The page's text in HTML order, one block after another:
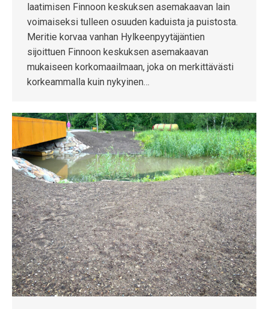
laatimisen Finnoon keskuksen asemakaavan lain
voimaiseksi tulleen osuuden kaduista ja puistosta.
Meritie korvaa vanhan Hylkeenpyytäjäntien
sijoittuen Finnoon keskuksen asemakaavan
mukaiseen korkomaailmaan, joka on merkittävästi
korkeammalla kuin nykyinen…